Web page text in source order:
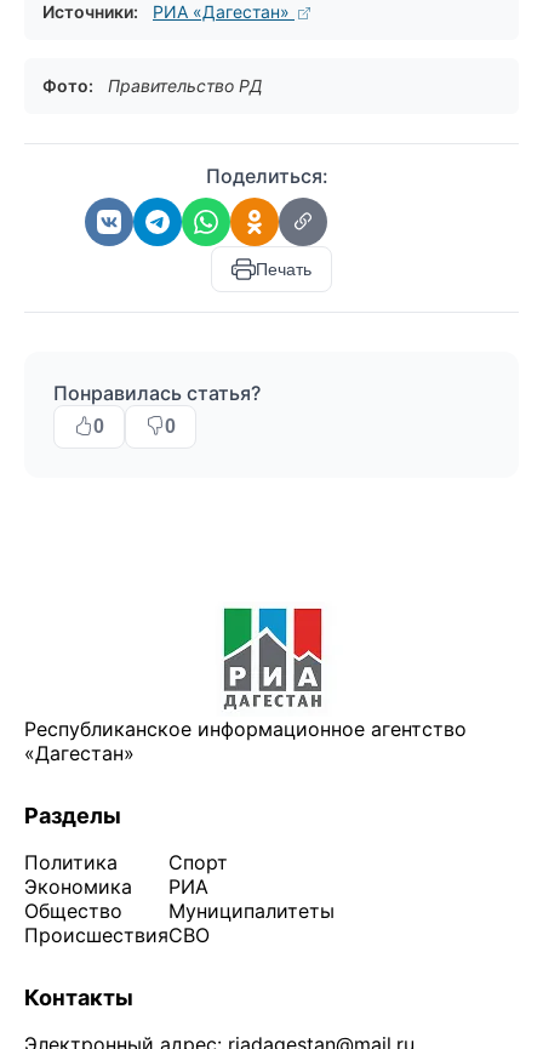
Источники: РИА «Дагестан»
Фото: Правительство РД
Поделиться:
Печать
Понравилась статья?
0 0
Республиканское информационное агентство
«Дагестан»
Разделы
Политика
Экономика
Общество
Происшествия
Спорт
РИА
Муниципалитеты
СВО
Контакты
Электронный адрес: riadagestan@mail.ru